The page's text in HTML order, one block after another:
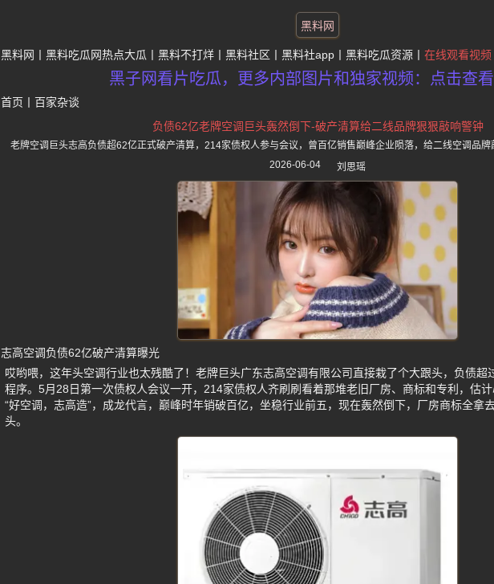
黑料网
黑料网 黑料吃瓜网热点大瓜 黑料不打烊 黑料社区 黑料社app 黑料吃瓜资源 在线观看视频
黑子网看片吃瓜，更多内部图片和独家视频：点击查
首页 百家杂谈
负债62亿老牌空调巨头轰然倒下-破产清算给二线品牌狠狠敲响警钟
老牌空调巨头志高负债超62亿正式破产清算，214家债权人参与会议，曾百亿销售巅峰企业陨落，给二线空调品牌
2026-06-04
刘思瑶
志高空调负债62亿破产清算曝光
哎哟喂，这年头空调行业也太残酷了！老牌巨头广东志高空调有限公司直接栽了个大跟头，负债超
程序。5月28日第一次债权人会议一开，214家债权人齐刷刷看着那堆老旧厂房、商标和专利，估
“好空调，志高造”，成龙代言，巅峰时年销破百亿，坐稳行业前五，现在轰然倒下，厂房商标全拿
头。